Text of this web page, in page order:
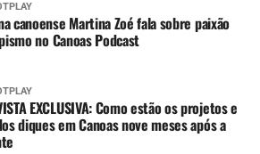
canoense Martina Zoé fala sobre paixão
no Canoas Podcast
EXCLUSIVA: Como estão os projetos e
diques em Canoas nove meses após a